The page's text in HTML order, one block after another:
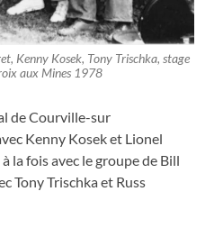
Kenny Kosek, Tony Trischka, stage
aux Mines 1978
de Courville-sur
Kenny Kosek et Lionel
la fois avec le groupe de Bill
Tony Trischka et Russ